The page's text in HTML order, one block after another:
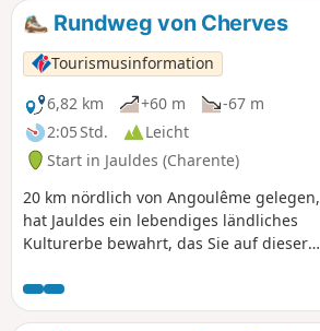
Kalksteinquadern zu verweilen.
Rundweg von Cherves
Tourismusinformation
6,82 km
+60 m
-67 m
2:05 Std.
Leicht
Start in Jauldes (Charente)
20 km nördlich von Angoulême gelegen,
hat Jauldes ein lebendiges ländliches
Kulturerbe bewahrt, das Sie auf dieser
entdecken können.